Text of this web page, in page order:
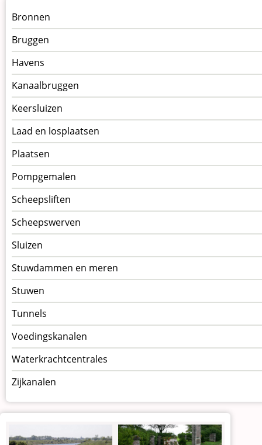
Menu
kunstwerken
op
kunstwerkpagina
Bronnen
Bruggen
Havens
Kanaalbruggen
Keersluizen
Laad en losplaatsen
Plaatsen
Pompgemalen
Scheepsliften
Scheepswerven
Sluizen
Stuwdammen en meren
Stuwen
Tunnels
Voedingskanalen
Waterkrachtcentrales
Zijkanalen